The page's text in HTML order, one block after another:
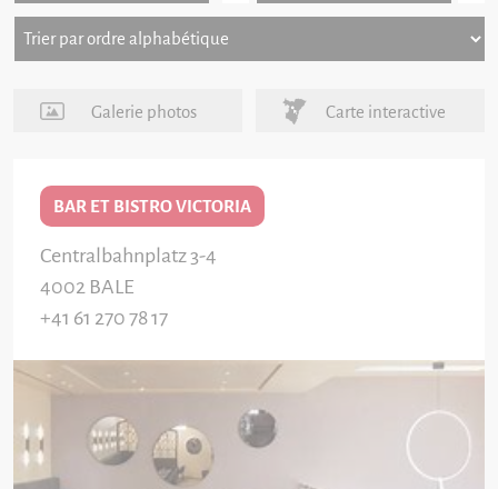
Galerie photos Carte interactive
BAR ET BISTRO VICTORIA
Centralbahnplatz 3-4
4002 BALE
+41 61 270 78 17